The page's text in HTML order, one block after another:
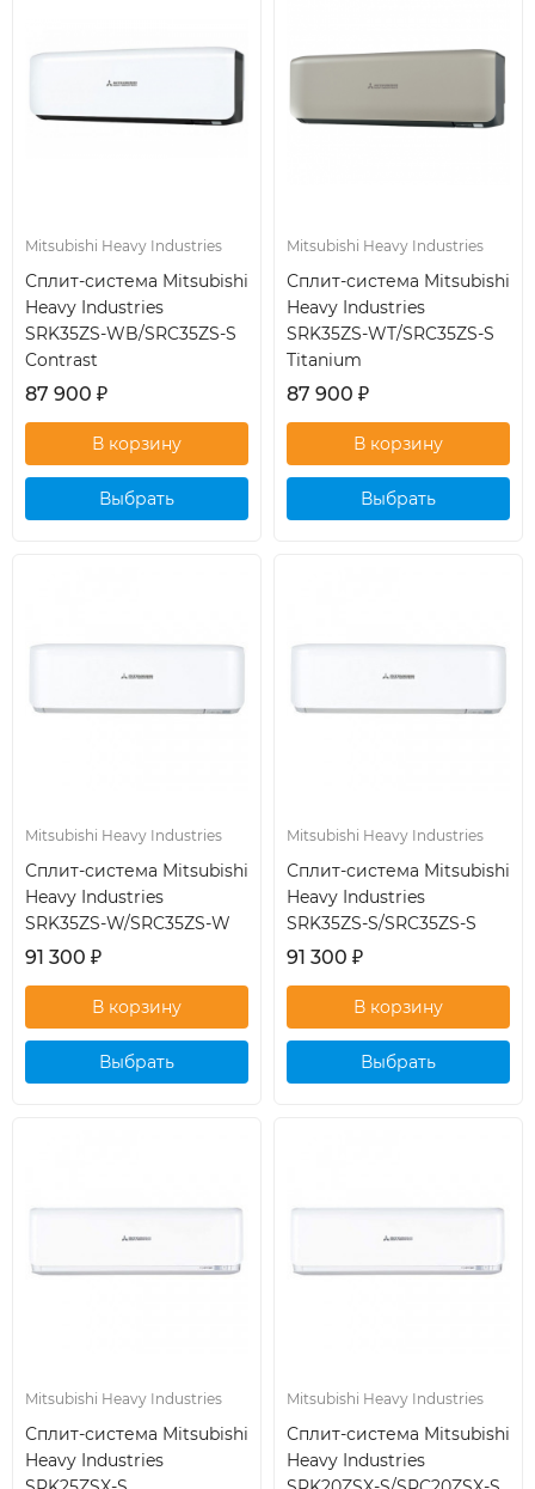
Mitsubishi Heavy Industries
Сплит-система Mitsubishi
Heavy Industries
SRK35ZS-WB/SRC35ZS-S
Contrast
87 900 ₽
Выбрать
Mitsubishi Heavy Industries
Сплит-система Mitsubishi
Heavy Industries
SRK35ZS-WT/SRC35ZS-S
Titanium
87 900 ₽
Выбрать
Mitsubishi Heavy Industries
Сплит-система Mitsubishi
Heavy Industries
SRK35ZS-W/SRC35ZS-W
91 300 ₽
Выбрать
Mitsubishi Heavy Industries
Сплит-система Mitsubishi
Heavy Industries
SRK35ZS-S/SRC35ZS-S
91 300 ₽
Выбрать
Mitsubishi Heavy Industries
Сплит-система Mitsubishi
Heavy Industries
Mitsubishi Heavy Industries
Сплит-система Mitsubishi
Heavy Industries